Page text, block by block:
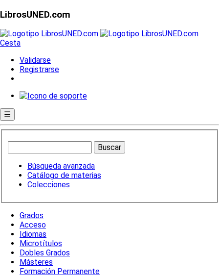
LibrosUNED.com
Cesta
Validarse
Registrarse
☰
Búsqueda avanzada
Catálogo de materias
Colecciones
Grados
Acceso
Idiomas
Microtítulos
Dobles Grados
Másteres
Formación Permanente